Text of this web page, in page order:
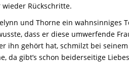
Rückschritte.
und Thorne ein wahnsinniges
dass er diese umwerfende
ihn gehört hat, schmilzt bei
da gibt’s schon beiderseitige